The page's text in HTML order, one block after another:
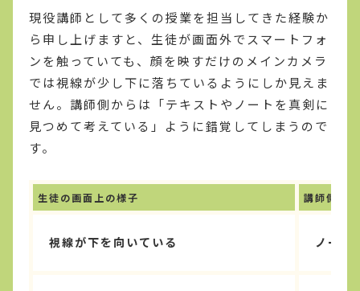
現役講師として多くの授業を担当してきた経験か
ら申し上げますと、生徒が画面外でスマートフォ
ンを触っていても、顔を映すだけのメインカメラ
では視線が少し下に落ちているようにしか見えま
せん。講師側からは「テキストやノートを真剣に
見つめて考えている」ように錯覚してしまうので
す。
生徒の画面上の様子 講師側か
視線が下を向いている ノート